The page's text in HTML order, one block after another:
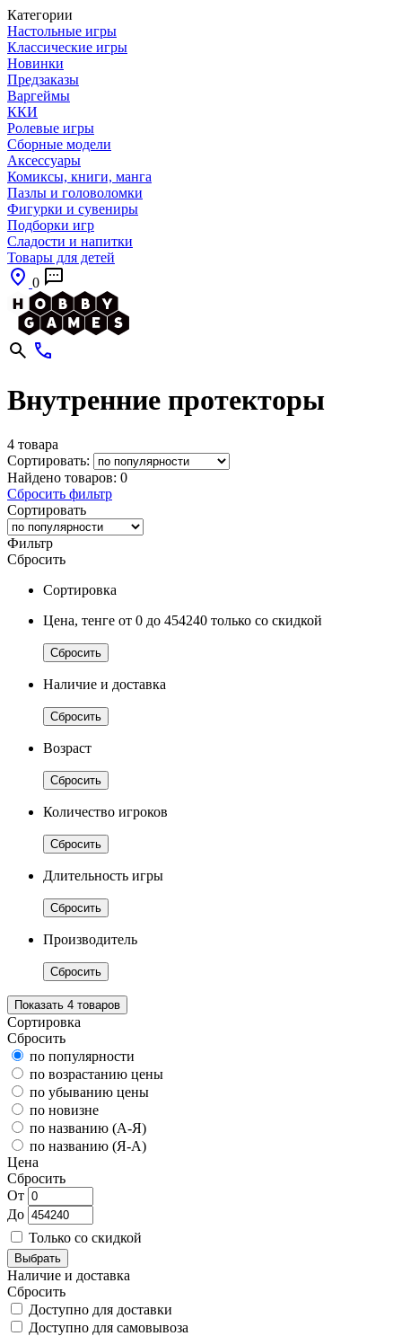
Категории
Настольные игры
Классические игры
Новинки
Предзаказы
Варгеймы
ККИ
Ролевые игры
Сборные модели
Аксессуары
Комиксы, книги, манга
Пазлы и головоломки
Фигурки и сувениры
Подборки игр
Сладости и напитки
Товары для детей
0
Внутренние протекторы
4 товара
Сортировать:
Найдено товаров: 0
Сбросить фильтр
Сортировать
Фильтр
Сбросить
Сортировка
Цена, тенге от 0 до 454240 только со скидкой
Сбросить
Наличие и доставка
Сбросить
Возраст
Сбросить
Количество игроков
Сбросить
Длительность игры
Сбросить
Производитель
Сбросить
Показать 4 товаров
Сортировка
Сбросить
по популярности
по возрастанию цены
по убыванию цены
по новизне
по названию (А-Я)
по названию (Я-А)
Цена
Сбросить
От
До
Только со скидкой
Выбрать
Наличие и доставка
Сбросить
Доступно для доставки
Доступно для самовывоза